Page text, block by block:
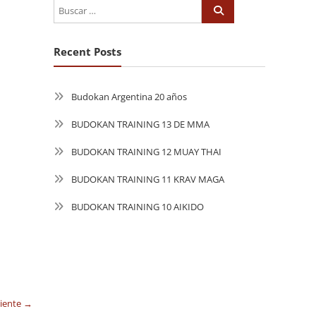
→
Recent Posts
Budokan Argentina 20 años
BUDOKAN TRAINING 13 DE MMA
BUDOKAN TRAINING 12 MUAY THAI
BUDOKAN TRAINING 11 KRAV MAGA
BUDOKAN TRAINING 10 AIKIDO